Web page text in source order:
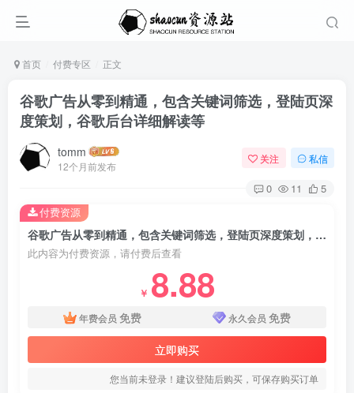
首页 付费专区 正文
谷歌广告从零到精通，包含关键词筛选，登陆页深
度策划，谷歌后台详细解读等
tomm
12个月前发布
关注 私信
0 11 5
谷歌广告从零到精通，包含关键词筛选，登陆页深度策划，谷歌后台详细解读等
此内容为付费资源，请付费后查看
￥ 8.88
年费会员 免费 永久会员 免费
立即购买
您当前未登录！建议登陆后购买，可保存购买订单
付费资源